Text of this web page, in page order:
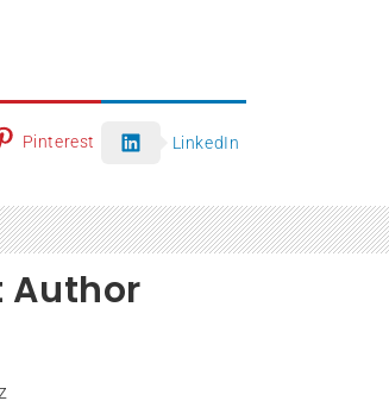
Pinterest LinkedIn
Author